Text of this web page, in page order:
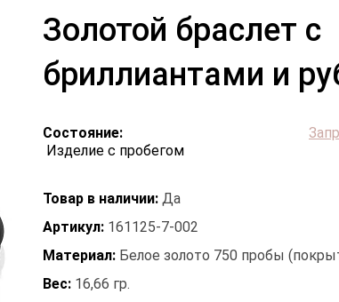
Золотой браслет с
бриллиантами и
Состояние:
Изделие с пробегом
Товар в наличии: Да
Артикул: 161125-7-002
Материал: Белое золото 750 пробы
Вес: 16,66 гр.